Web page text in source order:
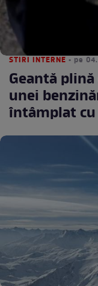
STIRI INTERNE • pe
Geantă
unei
întâmplat